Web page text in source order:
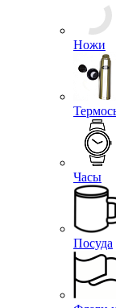
Брелоки
Ножи
Термосы
Часы